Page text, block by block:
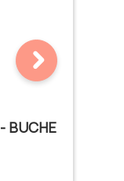
BUCHE
0 von 5 Sternen